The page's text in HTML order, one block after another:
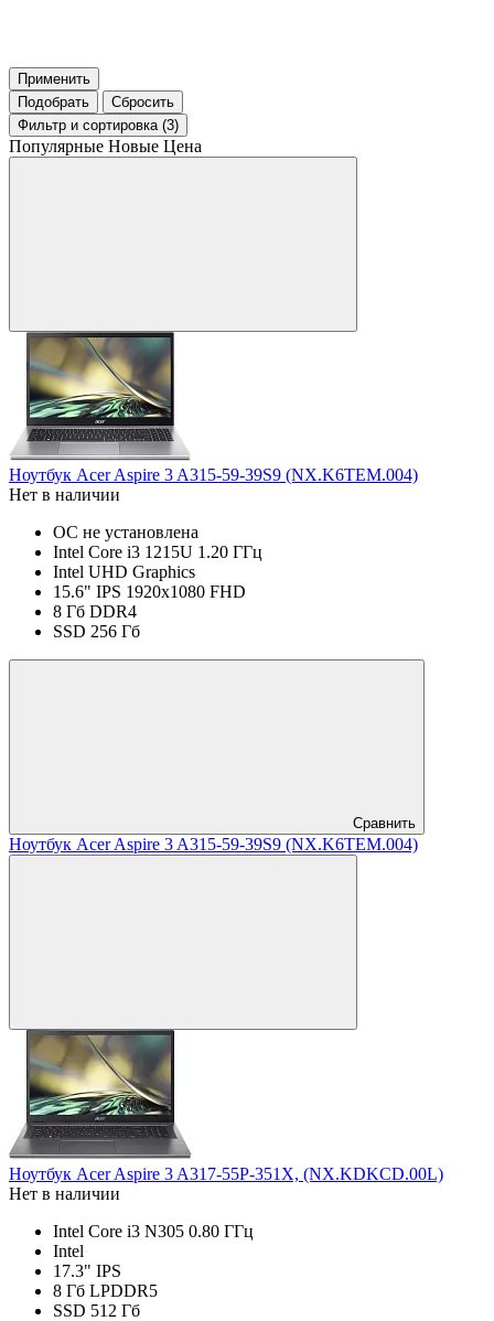
Применить
Подобрать
Сбросить
Фильтр и сортировка (3)
Популярные Новые Цена
Ноутбук Acer Aspire 3 A315-59-39S9 (NX.K6TEM.004)
Нет в наличии
ОС не установлена
Intel Core i3 1215U 1.20 ГГц
Intel UHD Graphics
15.6" IPS 1920x1080 FHD
8 Гб DDR4
SSD 256 Гб
Сравнить
Ноутбук Acer Aspire 3 A315-59-39S9 (NX.K6TEM.004)
Ноутбук Acer Aspire 3 A317-55P-351X, (NX.KDKCD.00L)
Нет в наличии
Intel Core i3 N305 0.80 ГГц
Intel
17.3" IPS
8 Гб LPDDR5
SSD 512 Гб